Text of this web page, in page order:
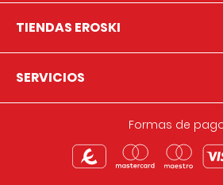
TIENDAS EROSKI
SERVICIOS
Formas de